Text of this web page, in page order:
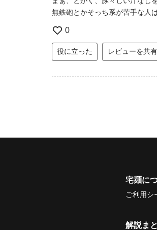
無鉄砲とかそっち系が苦手な人
0
役に立った レビューを共有
宅麺に
ご利用シ
解説ま